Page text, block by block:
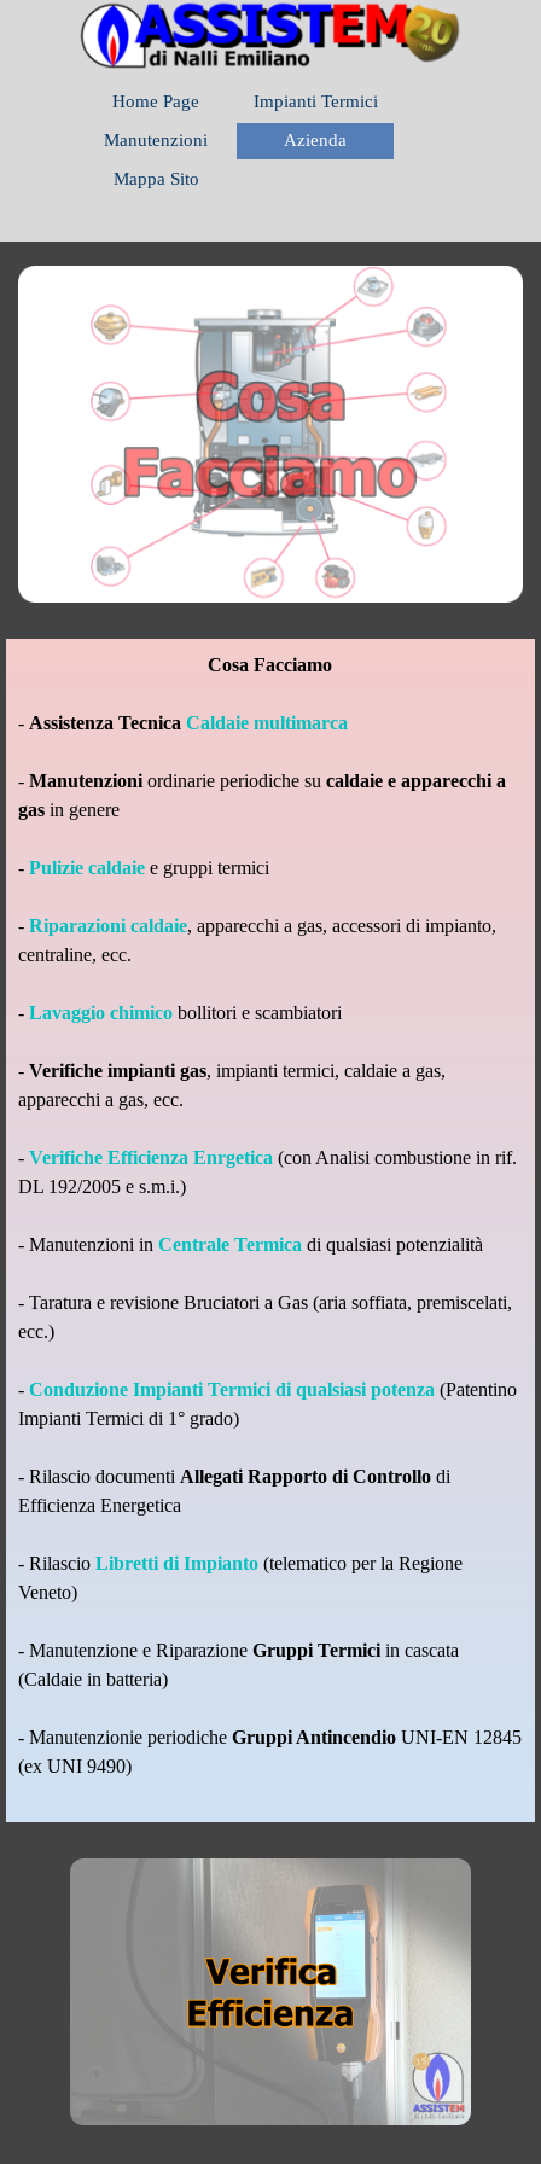
Vai ai contenuti
Salta menù
Home Page Impianti Termici
Manutenzioni
▼
Azienda
Mappa Sito
Cosa Facciamo
- Assistenza Tecnica Caldaie multimarca
- Manutenzioni ordinarie periodiche su caldaie e apparecchi a
gas in genere
- Pulizie caldaie e gruppi termici
- Riparazioni caldaie, apparecchi a gas, accessori di impianto,
centraline, ecc.
- Lavaggio chimico bollitori e scambiatori
- Verifiche impianti gas, impianti termici, caldaie a gas,
apparecchi a gas, ecc.
- Verifiche Efficienza Enrgetica (con Analisi combustione in rif.
DL 192/2005 e s.m.i.)
- Manutenzioni in Centrale Termica di qualsiasi potenzialità
- Taratura e revisione Bruciatori a Gas (aria soffiata, premiscelati,
ecc.)
- Conduzione Impianti Termici di qualsiasi potenza (Patentino
Impianti Termici di 1° grado)
- Rilascio documenti Allegati Rapporto di Controllo di
Efficienza Energetica
- Rilascio Libretti di Impianto (telematico per la Regione
Veneto)
- Manutenzione e Riparazione Gruppi Termici in cascata
(Caldaie in batteria)
- Manutenzionie periodiche Gruppi Antincendio UNI-EN 12845
(ex UNI 9490)